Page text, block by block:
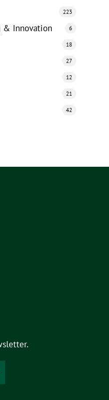
223
& Innovation 6
18
27
12
21
42